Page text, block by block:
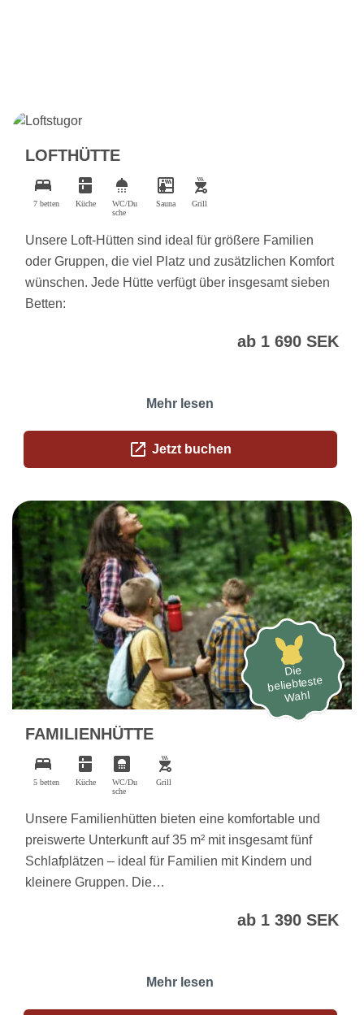
LOFTHÜTTE
bed
7 betten
kitchen
Küche
shower
WC/Du
sche
sauna
Sauna
outdoor_grill
Grill
Unsere Loft-Hütten sind ideal für größere Familien
oder Gruppen, die viel Platz und zusätzlichen Komfort
wünschen. Jede Hütte verfügt über insgesamt sieben
Betten:
ab 1 690 SEK
Mehr lesen
open_in_new Jetzt buchen
Die
beliebteste
Wahl
FAMILIENHÜTTE
bed
5 betten
kitchen
Küche
bathroom
WC/Du
sche
outdoor_grill
Grill
Unsere Familienhütten bieten eine komfortable und
preiswerte Unterkunft auf 35 m² mit insgesamt fünf
Schlafplätzen – ideal für Familien mit Kindern und
kleinere Gruppen. Die…
ab 1 390 SEK
Mehr lesen